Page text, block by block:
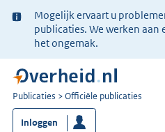
Ter
informatie:
Mogelijk ervaart u
publicaties. We werken aan
het ongemak.
U
bent
nu
Publicaties Officiële publicaties
Inloggen